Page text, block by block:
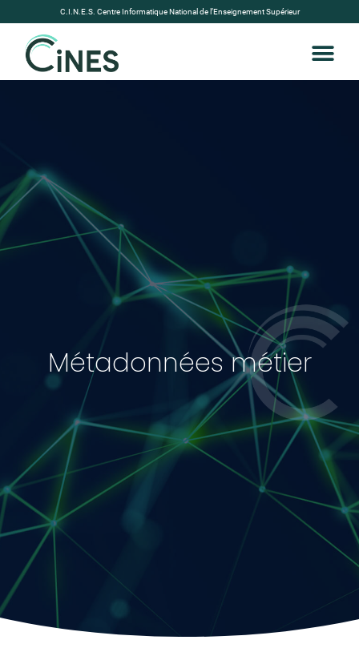
C.I.N.E.S. Centre Informatique National de l’Enseignement Supérieur
Métadonnées métier